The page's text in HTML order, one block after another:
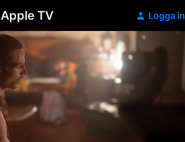
Apple TV Logga in